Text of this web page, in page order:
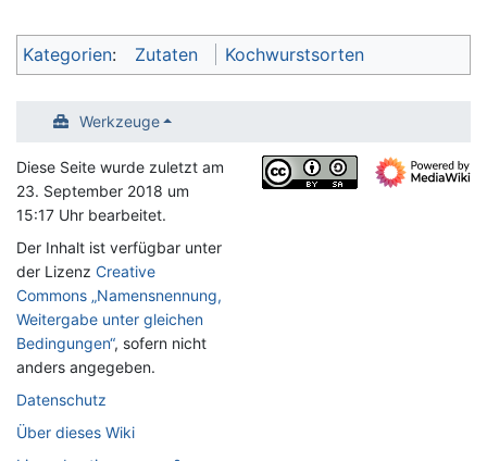
Kategorien: Zutaten Kochwurstsorten
Werkzeuge
Diese Seite wurde zuletzt am
23. September 2018 um
15:17 Uhr bearbeitet.
Der Inhalt ist verfügbar unter
der Lizenz Creative
Commons „Namensnennung,
Weitergabe unter gleichen
Bedingungen“, sofern nicht
anders angegeben.
Datenschutz
Über dieses Wiki